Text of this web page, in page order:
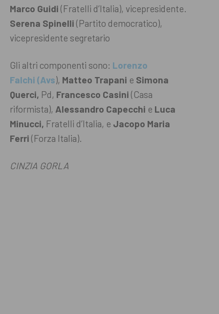
Marco Guidi (Fratelli d’Italia), vicepresidente.
Serena Spinelli (Partito democratico),
vicepresidente segretario
Gli altri componenti sono: Lorenzo
Falchi (Avs), Matteo Trapani e Simona
Querci, Pd, Francesco Casini (Casa
riformista), Alessandro Capecchi e Luca
Minucci, Fratelli d’Italia, e Jacopo Maria
Ferri (Forza Italia).
CINZIA GORLA